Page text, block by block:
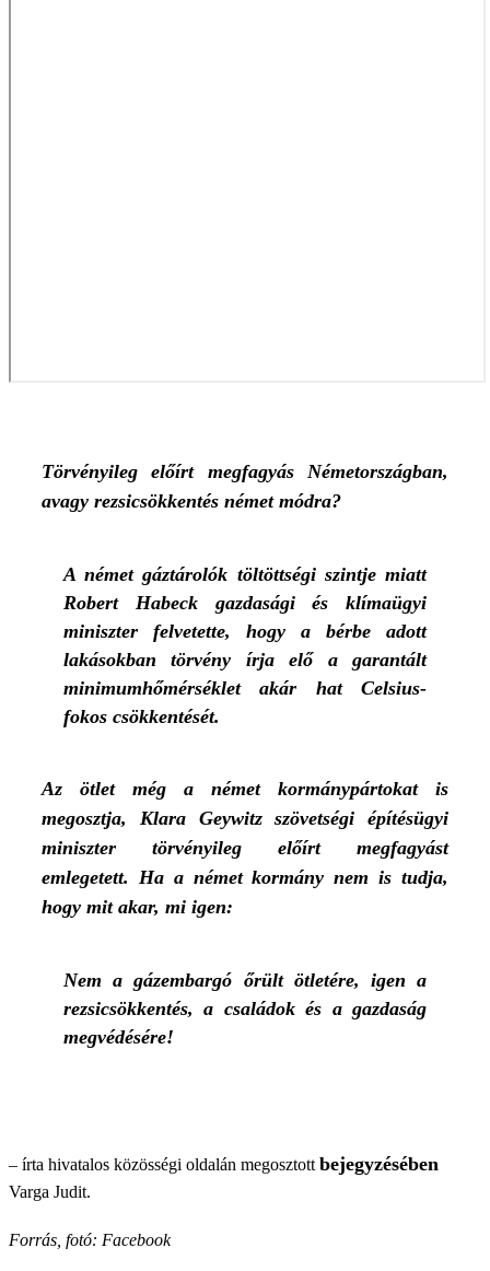
Törvényileg előírt megfagyás Németországban,
avagy rezsicsökkentés német módra?
A német gáztárolók töltöttségi szintje miatt
Robert Habeck gazdasági és klímaügyi
miniszter felvetette, hogy a bérbe adott
lakásokban törvény írja elő a garantált
minimumhőmérséklet akár hat Celsius-
fokos csökkentését.
Az ötlet még a német kormánypártokat is
megosztja, Klara Geywitz szövetségi építésügyi
miniszter törvényileg előírt megfagyást
emlegetett. Ha a német kormány nem is tudja,
hogy mit akar, mi igen:
Nem a gázembargó őrült ötletére, igen a
rezsicsökkentés, a családok és a gazdaság
megvédésére!
– írta hivatalos közösségi oldalán megosztott bejegyzésében
Varga Judit.
Forrás, fotó: Facebook